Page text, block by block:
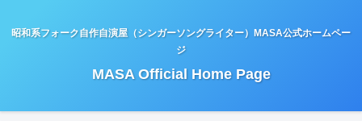
昭和系フォーク自作自演屋（シンガーソングライター）MASA公式ホームペー
ジ
MASA Official Home Page